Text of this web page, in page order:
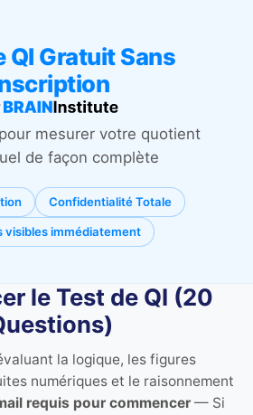
QI Gratuit Sans
mesurer votre quotient
de façon complète
Confidentialité Totale
visibles immédiatement
le Test de QI (20
la logique, les figures
numériques et le raisonnement
requis pour commencer— Si